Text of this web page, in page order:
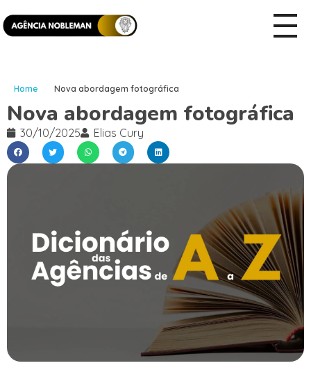
Home Nova abordagem fotográfica
Nova abordagem fotográfica
30/10/2025 Elias Cury